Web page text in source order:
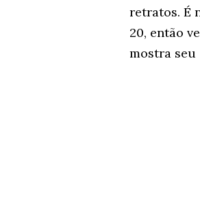
retratos. É
20, então
mostra seu